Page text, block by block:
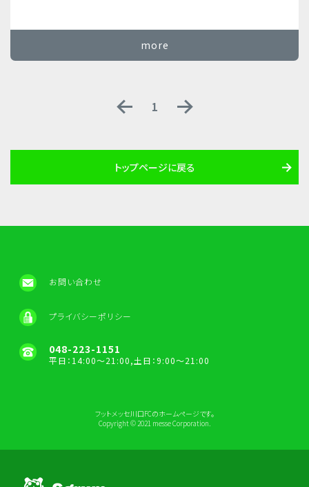
more
1
トップページに戻る
お問い合わせ
プライバシーポリシー
048-223-1151
平日：14:00～21:00,土日：9:00～21:00
フットメッセ川口FCのホームページです。
Copyright © 2021 messe Corporation.